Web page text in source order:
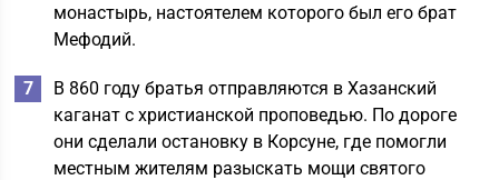
монастырь, настоятелем которого был его брат
Мефодий.
В 860 году братья отправляются в Хазанский
каганат с христианской проповедью. По дороге
они сделали остановку в Корсуне, где помогли
местным жителям разыскать мощи святого